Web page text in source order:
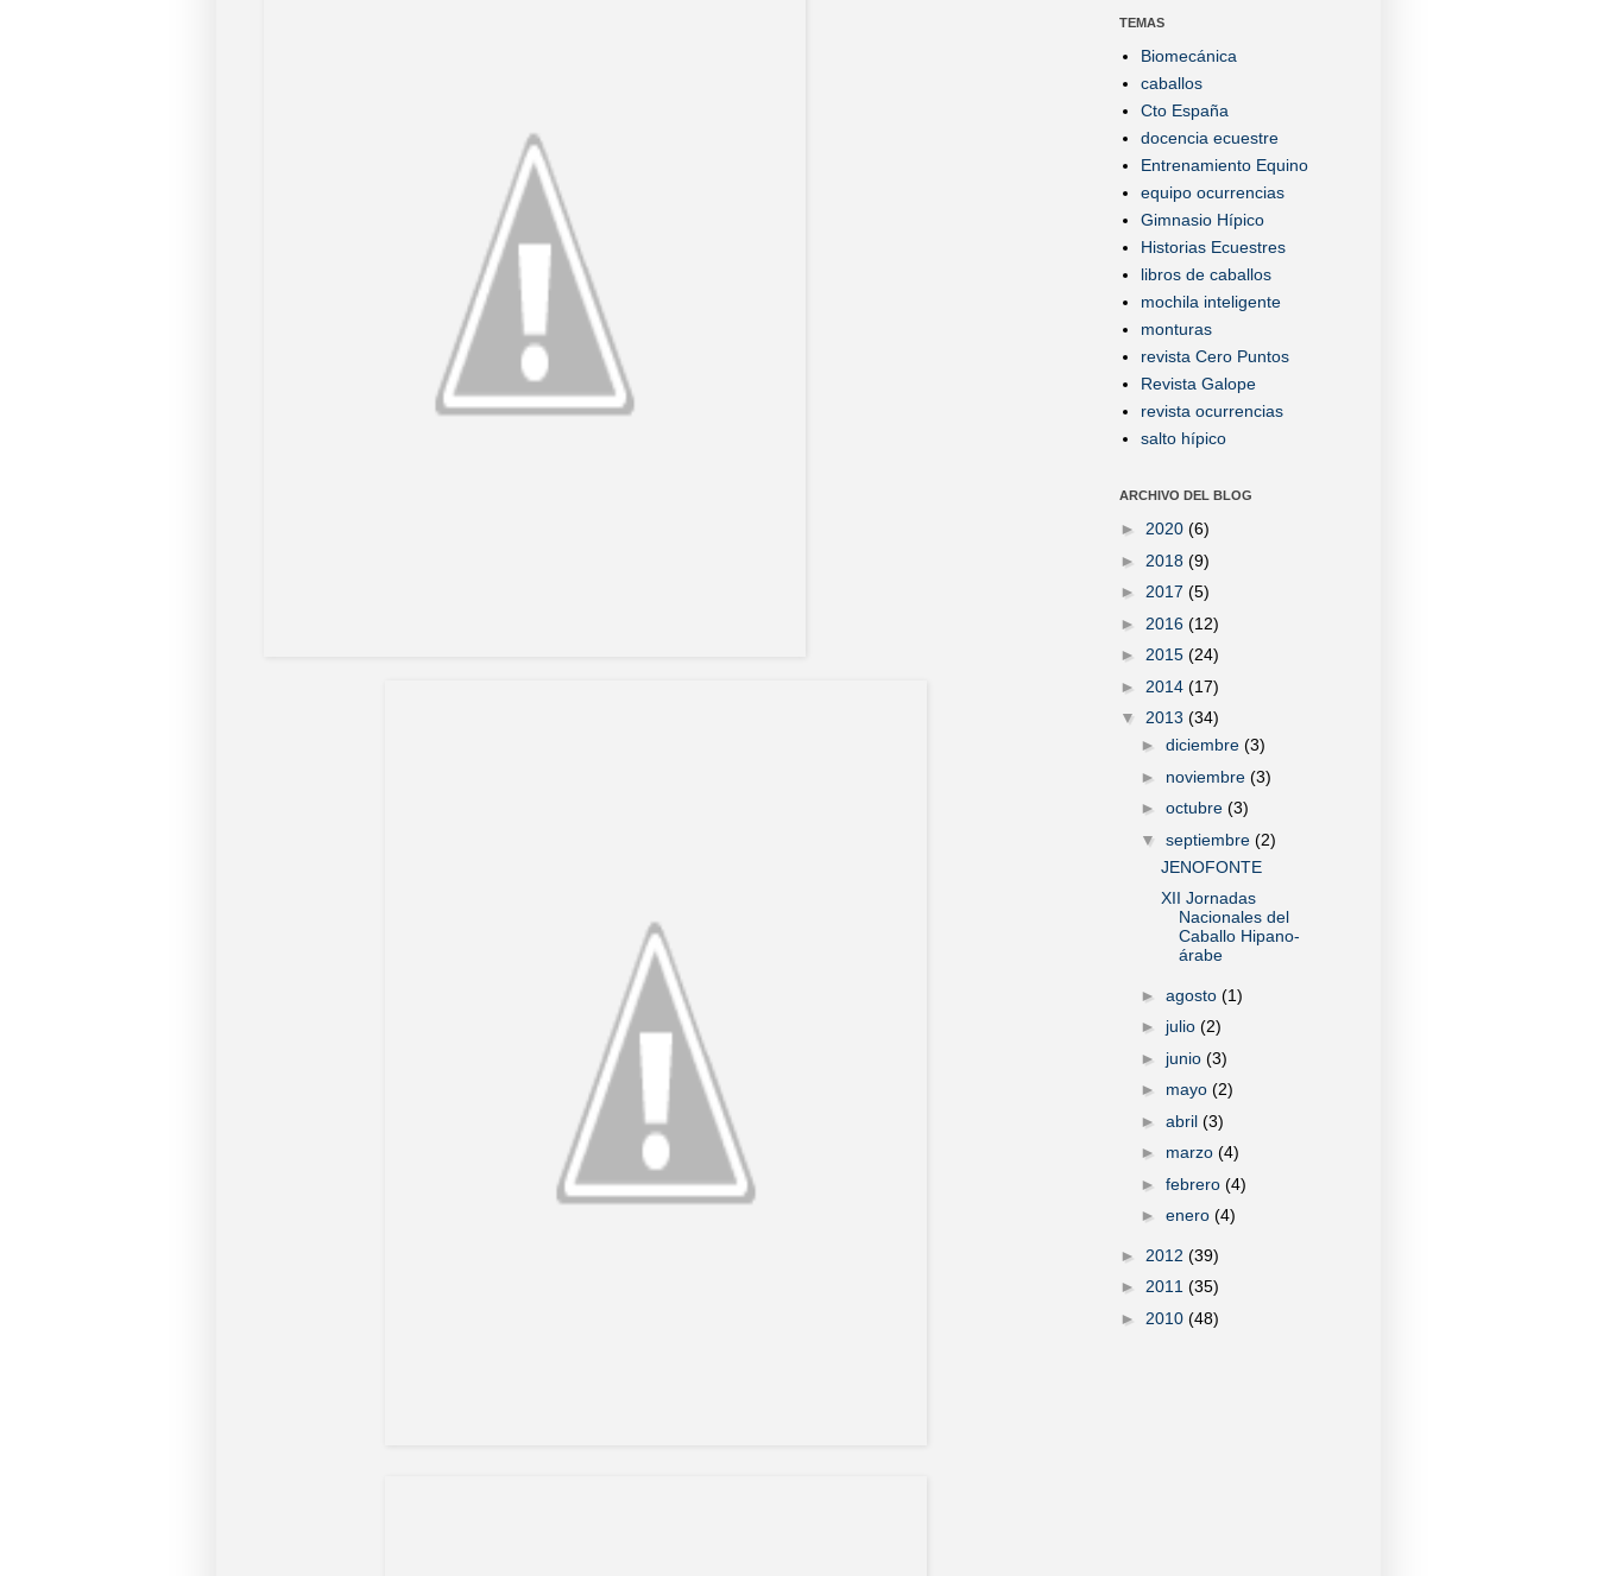
TEMAS
Biomecánica
caballos
Cto España
docencia ecuestre
Entrenamiento Equino
equipo ocurrencias
Gimnasio Hípico
Historias Ecuestres
libros de caballos
mochila inteligente
monturas
revista Cero Puntos
Revista Galope
revista ocurrencias
salto hípico
ARCHIVO DEL BLOG
► 2020 (6)
► 2018 (9)
► 2017 (5)
► 2016 (12)
► 2015 (24)
► 2014 (17)
▼ 2013 (34)
► diciembre (3)
► noviembre (3)
► octubre (3)
▼ septiembre (2)
JENOFONTE
XII Jornadas
Nacionales del
Caballo Hipano-
árabe
► agosto (1)
► julio (2)
► junio (3)
► mayo (2)
► abril (3)
► marzo (4)
► febrero (4)
► enero (4)
► 2012 (39)
► 2011 (35)
► 2010 (48)